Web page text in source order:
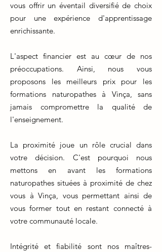
vous offrir un éventail diversifié de choix
pour une expérience d'apprentissage
enrichissante.
L'aspect financier est au cœur de nos
préoccupations. Ainsi, nous vous
proposons les meilleurs prix pour les
formations naturopathes à Vinça, sans
jamais compromettre la qualité de
l'enseignement.
La proximité joue un rôle crucial dans
votre décision. C'est pourquoi nous
mettons en avant les formations
naturopathes situées à proximité de chez
vous à Vinça, vous permettant ainsi de
vous former tout en restant connecté à
votre communauté locale.
Intégrité et fiabilité sont nos maîtres-